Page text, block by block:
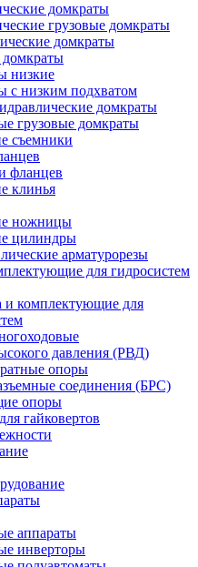
домкраты
грузовые домкраты
домкраты
низкие
с низким подхватом
домкраты
грузовые домкраты
съемники
фланцев
клинья
ножницы
цилиндры
арматурорезы
для гидросистем
и комплектующие для
давления (РВД)
опоры
соединения (БРС)
опоры
гайковертов
аппараты
инверторы